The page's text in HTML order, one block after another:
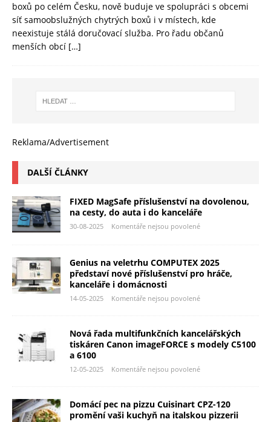
boxů po celém Česku, nově buduje ve spolupráci s obcemi
síť samoobslužných chytrých boxů i v místech, kde
neexistuje stálá doručovací služba. Pro řadu občanů
menších obcí […]
Reklama/Advertisement
DALŠÍ ČLÁNKY
FIXED MagSafe příslušenství na dovolenou,
na cesty, do auta i do kanceláře
30-08-2025 Komentáře nejsou povolené
Genius na veletrhu COMPUTEX 2025
představí nové příslušenství pro hráče,
kanceláře i domácnosti
14-05-2025 Komentáře nejsou povolené
Nová řada multifunkčních kancelářských
tiskáren Canon imageFORCE s modely C5100
a 6100
12-05-2025 Komentáře nejsou povolené
Domácí pec na pizzu Cuisinart CPZ-120
promění vaši kuchyň na italskou pizzerii